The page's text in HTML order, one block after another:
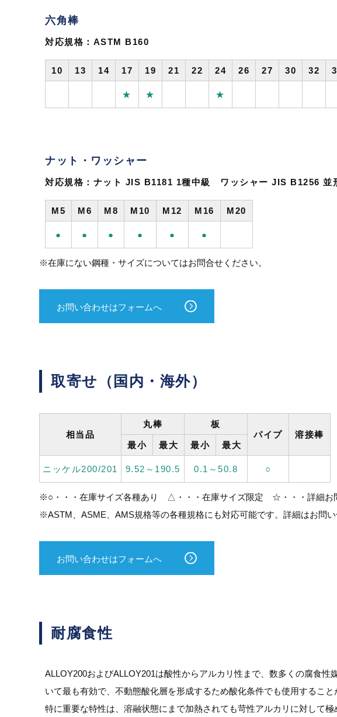
六角棒
対応規格：ASTM B160
10 13 14 17 19 21 22 24 26 27 30 32
★ ★ ★
ナット・ワッシャー
対応規格：ナット JIS B1181 1種中級 ワッシャー JIS B1256 並
M5 M6 M8 M10 M12 M16 M20
● ● ● ● ● ●
※在庫にない鋼種・サイズについてはお問合せください。
お問い合わせはフォームへ
取寄せ（国内・海外）
相当品
丸棒
板
パイプ
溶接棒
最小
最大 最小 最大
ニッケル200/201 9.52～190.5 0.1～50.8 ○
※○・・・在庫サイズ各種あり △・・・在庫サイズ限定 ☆・・・詳細お
※ASTM、ASME、AMS規格等の各種規格にも対応可能です。詳細はお問い
お問い合わせはフォームへ
耐腐食性
ALLOY200およびALLOY201は酸性からアルカリ性まで、数多くの腐食
いて最も有効で、不動態酸化層を形成するため酸化条件でも使用すること
特に重要な特性は、溶融状態にまで加熱されても苛性アルカリに対して